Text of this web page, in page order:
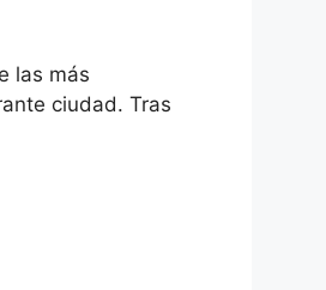
las más
ciudad. Tras